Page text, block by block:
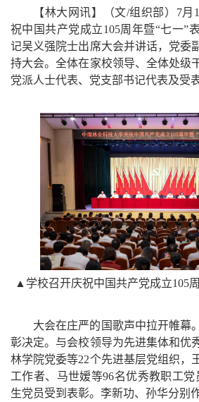
【林大网讯】（文/组织部）7
祝中国共产党成立105周年暨“七一”
记吴义强院士出席大会并讲话，党委
持大会。全体在家校领导、全体处级
党派人士代表、党支部书记代表及受
▲ 学校召开庆祝中国共产党成立105
大会在庄严的国歌声中拉开帷幕
彰决定。与会校领导为先进集体和优
林学院党委等22个先进基层党组织，
工作者、马世嫒等96名优秀教职工党
生党员受到表彰。李新功、孙华分别